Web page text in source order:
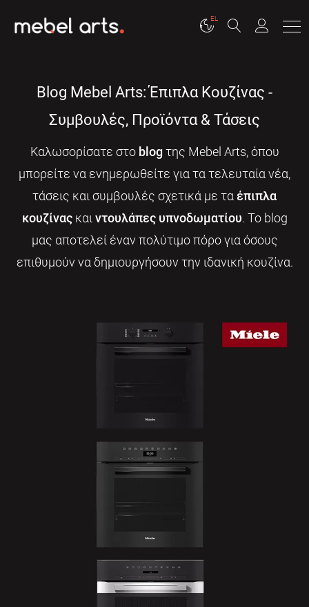
EL
Blog Mebel Arts: Έπιπλα Κουζίνας -
Συμβουλές, Προϊόντα & Τάσεις
Καλωσορίσατε στο blogτης Mebel Arts, όπου
μπορείτε να ενημερωθείτε για τα τελευταία νέα,
τάσεις και συμβουλές σχετικά με τα έπιπλα
κουζίναςκαι ντουλάπες υπνοδωματίου. Το blog
μας αποτελεί έναν πολύτιμο πόρο για όσους
επιθυμούν να δημιουργήσουν την ιδανική κουζίνα.